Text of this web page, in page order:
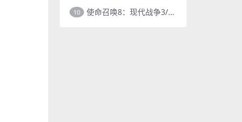
10 使命召唤8：现代战争3/COD8